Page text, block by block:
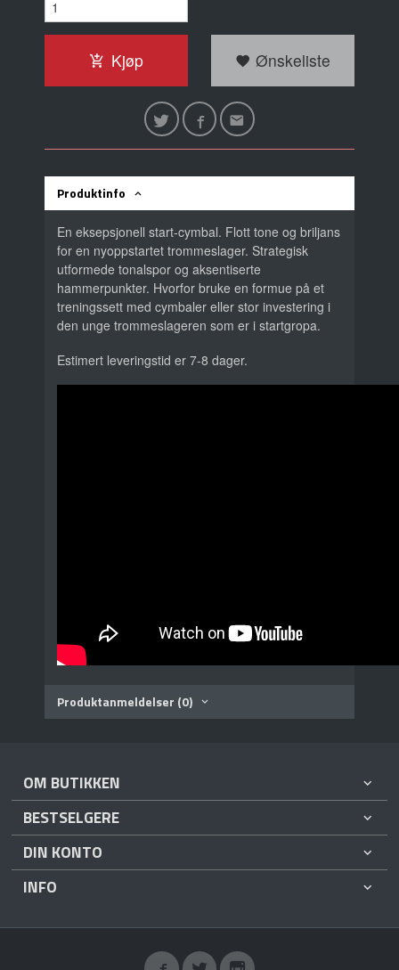
Kjøp Ønskeliste
Produktinfo
En eksepsjonell start-cymbal. Flott tone og briljans
for en nyoppstartet trommeslager. Strategisk
utformede tonalspor og aksentiserte
hammerpunkter. Hvorfor bruke en formue på et
treningssett med cymbaler eller stor investering i
den unge trommeslageren som er i startgropa.
Estimert leveringstid er 7-8 dager.
Produktanmeldelser (0)
OM BUTIKKEN
BESTSELGERE
DIN KONTO
INFO